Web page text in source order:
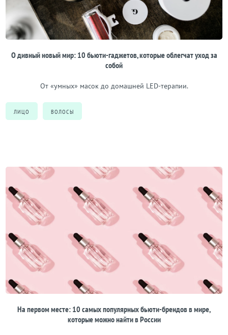
О дивный новый мир: 10 бьюти-гаджетов, которые облегчат уход за
собой
От «умных» масок до домашней LED-терапии.
ЛИЦО ВОЛОСЫ
На первом месте: 10 самых популярных бьюти-брендов в мире,
которые можно найти в России